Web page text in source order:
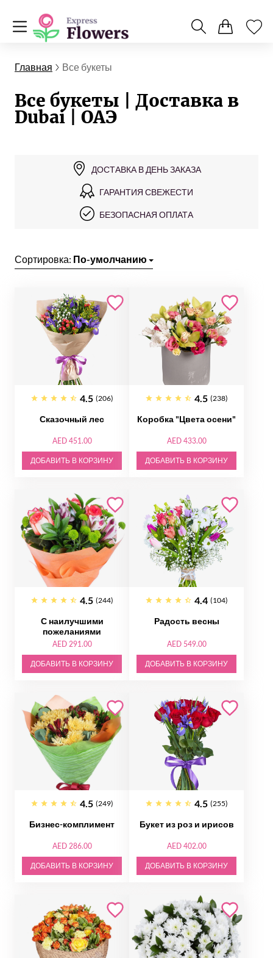
Главная Все букеты
Все букеты | Доставка в
Dubai | ОАЭ
ДОСТАВКА В ДЕНЬ ЗАКАЗА
ГАРАНТИЯ СВЕЖЕСТИ
БЕЗОПАСНАЯ ОПЛАТА
Сортировка: По-умолчанию
4.5 (206)
Сказочный лес
AED 451.00
ДОБАВИТЬ В КОРЗИНУ
4.5 (238)
Коробка "Цвета осени"
AED 433.00
ДОБАВИТЬ В КОРЗИНУ
4.5 (244)
С наилучшими
пожеланиями
AED 291.00
ДОБАВИТЬ В КОРЗИНУ
4.4 (104)
Радость весны
AED 549.00
ДОБАВИТЬ В КОРЗИНУ
4.5 (249)
Бизнес-комплимент
AED 286.00
ДОБАВИТЬ В КОРЗИНУ
4.5 (255)
Букет из роз и ирисов
AED 402.00
ДОБАВИТЬ В КОРЗИНУ